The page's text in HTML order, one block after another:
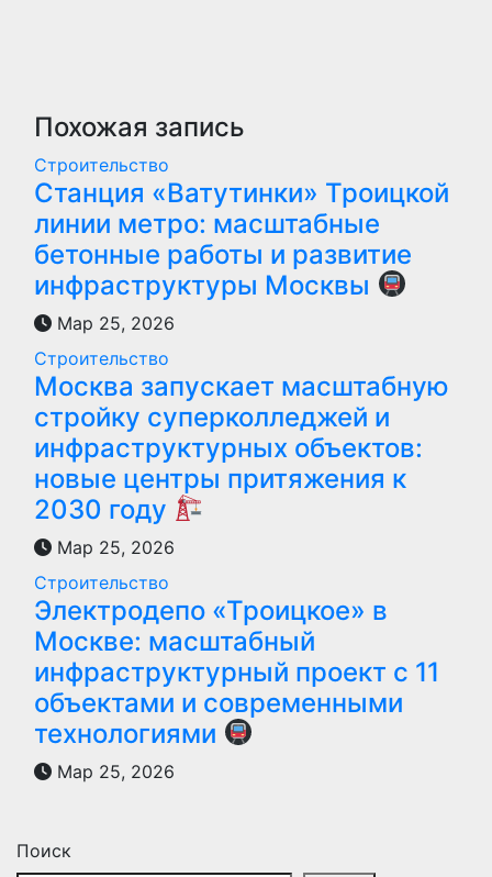
Похожая запись
Строительство
Станция «Ватутинки» Троицкой
линии метро: масштабные
бетонные работы и развитие
инфраструктуры Москвы
Мар 25, 2026
Строительство
Москва запускает масштабную
стройку суперколледжей и
инфраструктурных объектов:
новые центры притяжения к
2030 году
Мар 25, 2026
Строительство
Электродепо «Троицкое» в
Москве: масштабный
инфраструктурный проект с 11
объектами и современными
технологиями
Мар 25, 2026
Поиск